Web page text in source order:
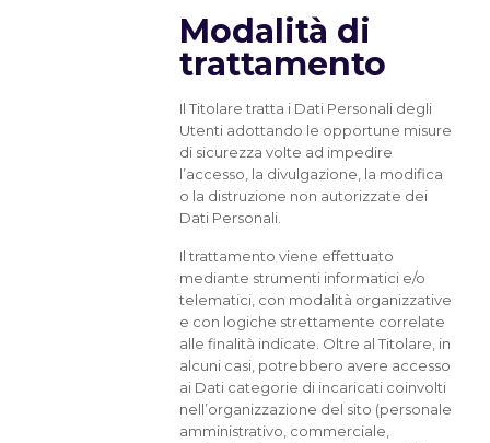
Modalità di
trattamento
Il Titolare tratta i Dati Personali degli
Utenti adottando le opportune misure
di sicurezza volte ad impedire
l’accesso, la divulgazione, la modifica
o la distruzione non autorizzate dei
Dati Personali.
Il trattamento viene effettuato
mediante strumenti informatici e/o
telematici, con modalità organizzative
e con logiche strettamente correlate
alle finalità indicate. Oltre al Titolare, in
alcuni casi, potrebbero avere accesso
ai Dati categorie di incaricati coinvolti
nell’organizzazione del sito (personale
amministrativo, commerciale,